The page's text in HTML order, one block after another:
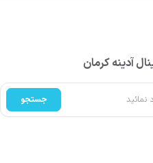
جستجو